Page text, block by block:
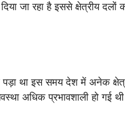
जा रहा है इससे क्षेत्रीय दलों
था इस समय देश में अनेक
अधिक प्रभावशाली हो गई थी |